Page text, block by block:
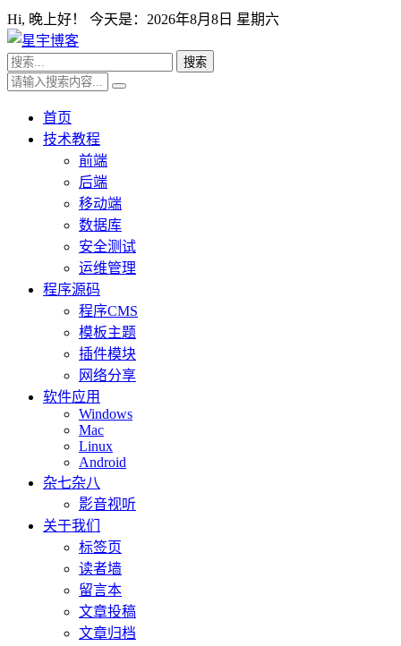
Hi, 晚上好！ 今天是： 2026年8月8日 星期六
首页
技术教程
前端
后端
移动端
数据库
安全测试
运维管理
程序源码
程序CMS
模板主题
插件模块
网络分享
软件应用
Windows
Mac
Linux
Android
杂七杂八
影音视听
关于我们
标签页
读者墙
留言本
文章投稿
文章归档